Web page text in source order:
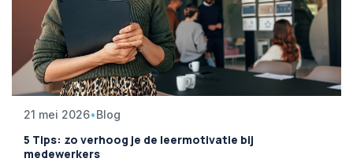
21 mei 2026•Blog
5 Tips: zo verhoog je de leermotivatie bij
medewerkers